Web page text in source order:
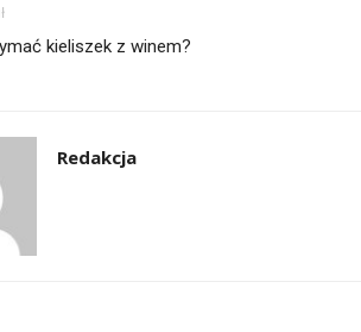
kieliszek z winem?
Redakcja